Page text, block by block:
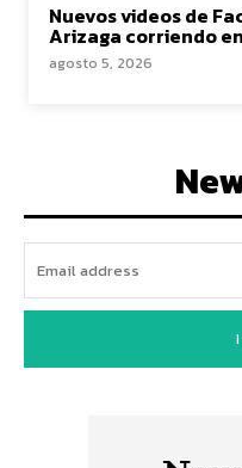
Nuevos videos de
Arizaga corriendo
agosto 5, 2026